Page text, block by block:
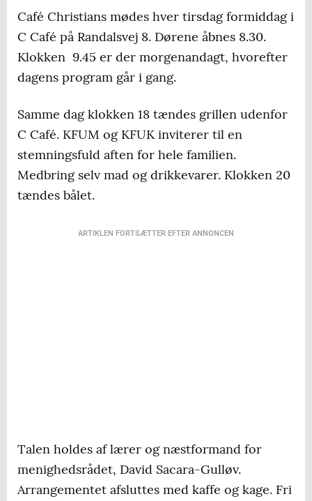
Café Christians mødes hver tirsdag formiddag i
C Café på Randalsvej 8. Dørene åbnes 8.30.
Klokken 9.45 er der morgenandagt, hvorefter
dagens program går i gang.
Samme dag klokken 18 tændes grillen udenfor
C Café. KFUM og KFUK inviterer til en
stemningsfuld aften for hele familien.
Medbring selv mad og drikkevarer. Klokken 20
tændes bålet.
ARTIKLEN FORTSÆTTER EFTER ANNONCEN
Talen holdes af lærer og næstformand for
menighedsrådet, David Sacara-Gulløv.
Arrangementet afsluttes med kaffe og kage. Fri